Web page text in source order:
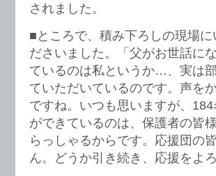
されました。
■ところで、積み下ろしの現場
ださいました。「父がお世話に
ているのは私というか…、実は
ていただいているのです。声を
ですね。いつも思いますが、
ができているのは、保護者の皆
らっしゃるからです。応援団の
ん。どうか引き続き、応援をよ